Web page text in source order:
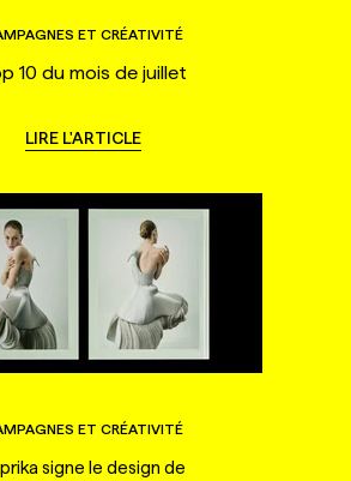
ET CRÉATIVITÉ
10 du mois de juillet
LIRE L'ARTICLE
ET CRÉATIVITÉ
signe le design de